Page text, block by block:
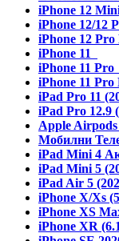
iPhone 12
iPhone 12/12
iPhone 12
iPhone 11
iPhone 11 Pro
iPhone 11 Pro
iPad Pro 11
iPad Pro 12.9
Apple Airpods
Мобилни
iPad Mini 4
iPad Mini 5
iPad Air 5
iPhone X/Xs
iPhone XS
iPhone XR